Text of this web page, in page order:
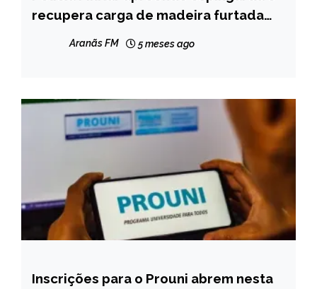
GERAIS
NOTÍCIAS
recupera carga de madeira furtada
Aranãs FM 5 meses ago
BRASIL
Inscrições para o Prouni abrem nesta